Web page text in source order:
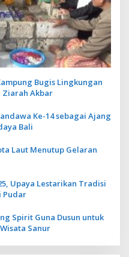
Bugis Lingkungan
Ziarah Akbar
Ke-14 sebagai Ajang
Bali
Laut Menutup Gelaran
Upaya Lestarikan Tradisi
Pudar
Spirit Guna Dusun untuk
Sanur